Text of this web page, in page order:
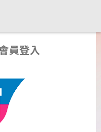
員登入